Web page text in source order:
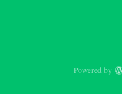
Powered by